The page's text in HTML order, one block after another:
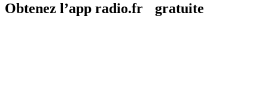
Obtenez l’app radio.fr gratuite